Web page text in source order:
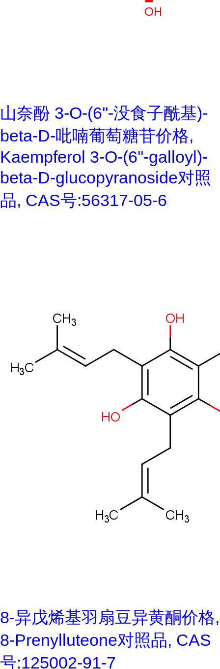
山奈酚 3-O-(6''-没食子酰基)-
beta-D-吡喃葡萄糖苷价格,
Kaempferol 3-O-(6''-galloyl)-
beta-D-glucopyranoside对照
品, CAS号:56317-05-6
8-异戊烯基羽扇豆异黄酮价格,
8-Prenylluteone对照品, CAS
号:125002-91-7